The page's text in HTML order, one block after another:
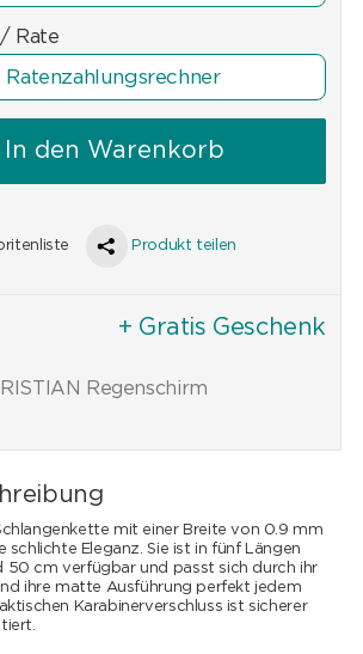
/ Rate
Ratenzahlungsrechner
In den Warenkorb
Produkt teilen
+ Gratis Geschenk
Regenschirm
mit einer Breite von 0.9 mm
schlichte Eleganz. Sie ist in fünf Längen
50 cm verfügbar und passt sich durch ihr
ihre matte Ausführung perfekt jedem
Karabinerverschluss ist sicherer